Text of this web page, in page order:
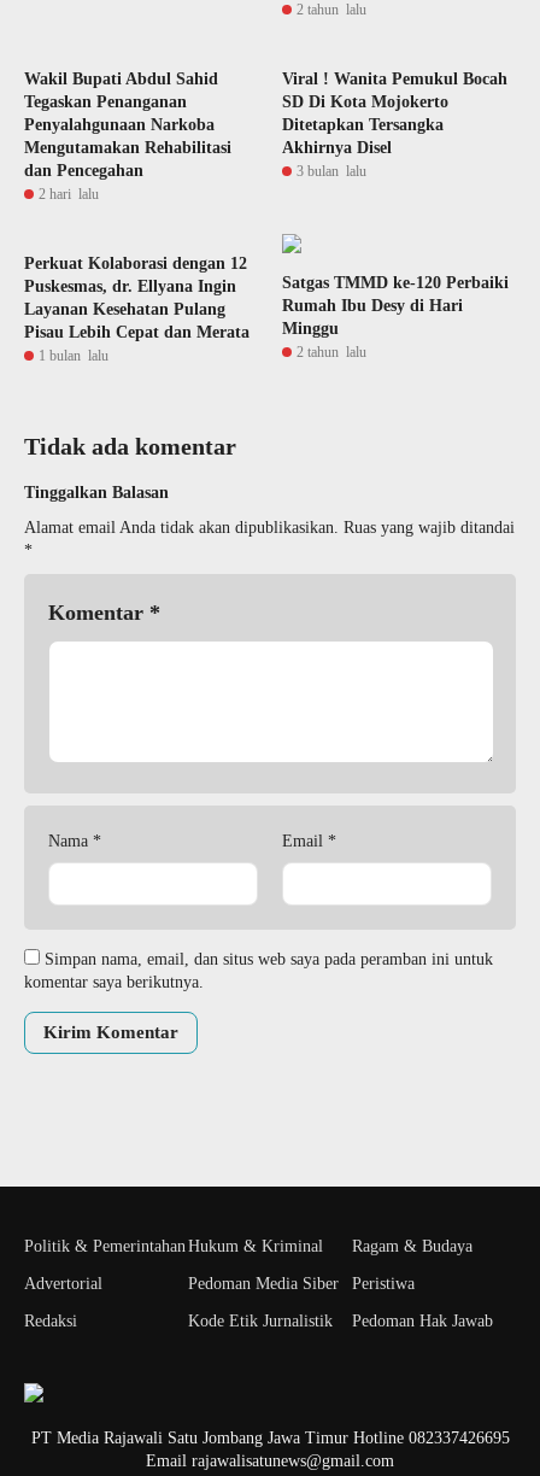
2 tahun lalu
Wakil Bupati Abdul Sahid
Tegaskan Penanganan
Penyalahgunaan Narkoba
Mengutamakan Rehabilitasi
dan Pencegahan
2 hari lalu
Viral ! Wanita Pemukul Bocah
SD Di Kota Mojokerto
Ditetapkan Tersangka
Akhirnya Disel
3 bulan lalu
Perkuat Kolaborasi dengan 12
Puskesmas, dr. Ellyana Ingin
Layanan Kesehatan Pulang
Pisau Lebih Cepat dan Merata
1 bulan lalu
Satgas TMMD ke-120 Perbaiki
Rumah Ibu Desy di Hari
Minggu
2 tahun lalu
Tidak ada komentar
Tinggalkan Balasan
Alamat email Anda tidak akan dipublikasikan. Ruas yang wajib ditandai
*
Komentar *
Nama * Email *
Simpan nama, email, dan situs web saya pada peramban ini untuk
komentar saya berikutnya.
Politik & Pemerintahan
Advertorial
Redaksi
Hukum & Kriminal
Pedoman Media Siber
Kode Etik Jurnalistik
Ragam & Budaya
Peristiwa
Pedoman Hak Jawab
PT Media Rajawali Satu Jombang Jawa Timur Hotline 082337426695
Email rajawalisatunews@gmail.com